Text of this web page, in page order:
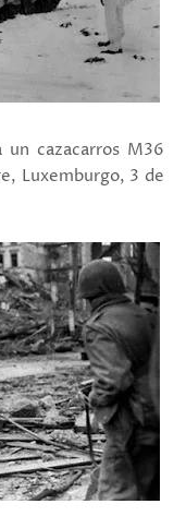
cazacarros M36
Luxemburgo, 3 de